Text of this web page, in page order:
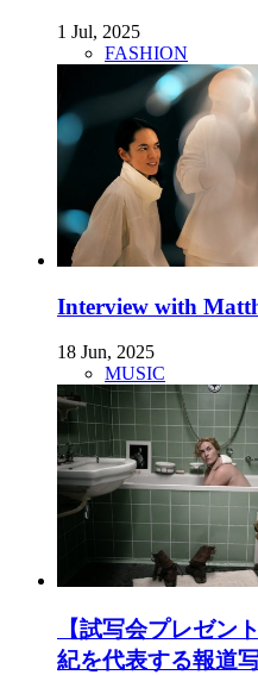
1 Jul, 2025
FASHION
Interview with
18 Jun, 2025
MUSIC
【試写会プレゼン
紀を代表する報道